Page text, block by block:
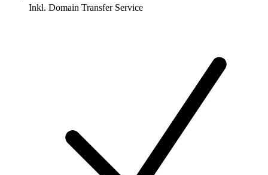
Inkl. Domain Transfer Service